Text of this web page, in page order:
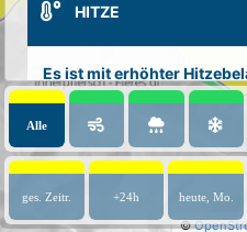
©
HITZE
Es ist mit erhöhter
Mögliche Auswirkungen
Erhöhte
Erhöhter Puls
Kopfschmerzen
Alle
ges. Zeitr. +24h heute, Mo.